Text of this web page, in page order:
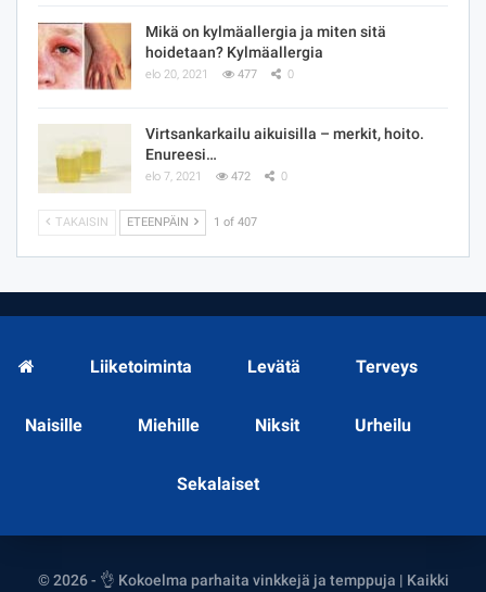
Mikä on kylmäallergia ja miten sitä
hoidetaan? Kylmäallergia
elo 20, 2021 477 0
Virtsankarkailu aikuisilla – merkit, hoito.
Enureesi…
elo 7, 2021 472 0
TAKAISIN ETEENPÄIN 1 of 407
Liiketoiminta Levätä Terveys
Naisille Miehille Niksit Urheilu
Sekalaiset
© 2026 - 👌 Kokoelma parhaita vinkkejä ja temppuja | Kaikki